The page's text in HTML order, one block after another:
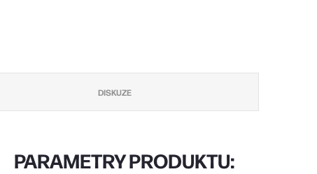
DISKUZE
PARAMETRY PRODUKTU: